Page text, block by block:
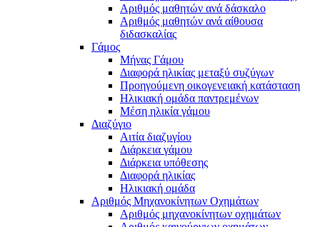
Αριθμός μαθητών ανά δάσκαλο
Αριθμός μαθητών ανά αίθουσα
διδασκαλίας
Γάμος
Μήνας Γάμου
Διαφορά ηλικίας μεταξύ συζύγων
Προηγούμενη οικογενειακή κατάσταση
Ηλικιακή ομάδα παντρεμένων
Μέση ηλικία γάμου
Διαζύγιο
Αιτία διαζυγίου
Διάρκεια γάμου
Διάρκεια υπόθεσης
Διαφορά ηλικίας
Ηλικιακή ομάδα
Αριθμός Μηχανοκίνητων Οχημάτων
Αριθμός μηχανοκίνητων οχημάτων